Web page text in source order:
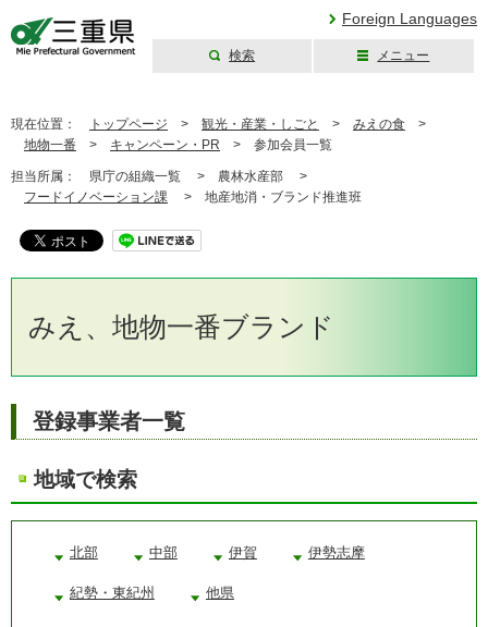
Foreign Languages
検索 メニュー
現在位置： トップページ > 観光・産業・しごと > みえの食 >
地物一番 > キャンペーン・PR > 参加会員一覧
担当所属： 県庁の組織一覧 > 農林水産部 >
フードイノベーション課 > 地産地消・ブランド推進班
みえ、地物一番ブランド
登録事業者一覧
地域で検索
北部 中部 伊賀 伊勢志摩
紀勢・東紀州 他県